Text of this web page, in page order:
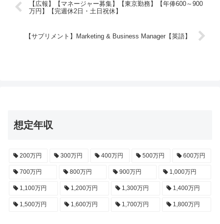
【広報】【マネージャー募集】【東京勤務】【年俸600～900
万円】【完週休2日・土日祝休】
【サプリメント】Marketing & Business Manager【英語】
想定年収
200万円 300万円 400万円 500万円 600万円
700万円 800万円 900万円 1,000万円
1,100万円 1,200万円 1,300万円 1,400万円
1,500万円 1,600万円 1,700万円 1,800万円